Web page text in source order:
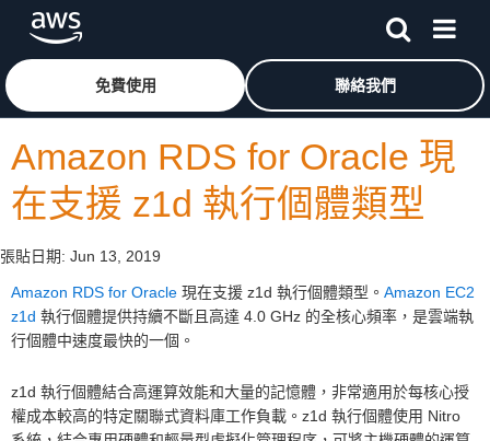
跳至主要內容按一下這裡可返回 Amazon Web Services 首頁
免費使用 聯絡我們
Amazon RDS for Oracle 現
在支援 z1d 執行個體類型
張貼日期: Jun 13, 2019
Amazon RDS for Oracle 現在支援 z1d 執行個體類型。 Amazon EC2
z1d 執行個體提供持續不斷且高達 4.0 GHz 的全核心頻率，是雲端執
行個體中速度最快的一個。
z1d 執行個體結合高運算效能和大量的記憶體，非常適用於每核心授
權成本較高的特定關聯式資料庫工作負載。z1d 執行個體使用 Nitro